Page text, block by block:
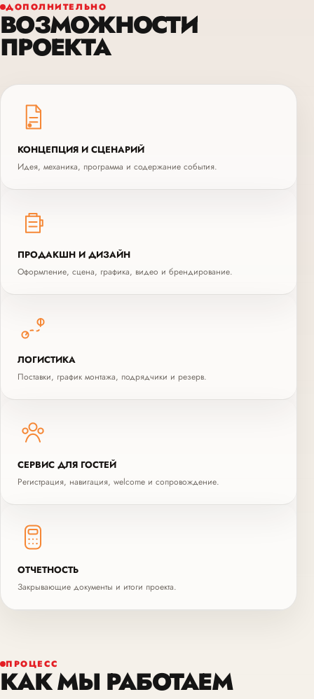
ДОПОЛНИТЕЛЬНО
ВОЗМОЖНОСТИ
ПРОЕКТА
КОНЦЕПЦИЯ И СЦЕНАРИЙ
Идея, механика, программа и содержание события.
ПРОДАКШН И ДИЗАЙН
Оформление, сцена, графика, видео и брендирование.
ЛОГИСТИКА
Поставки, график монтажа, подрядчики и резерв.
СЕРВИС ДЛЯ ГОСТЕЙ
Регистрация, навигация, welcome и сопровождение.
ОТЧЕТНОСТЬ
Закрывающие документы и итоги проекта.
ПРОЦЕСС
КАК МЫ РАБОТАЕМ